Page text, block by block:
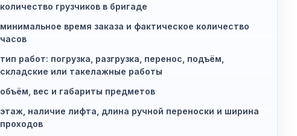
количество грузчиков в бригаде
минимальное время заказа и фактическое количество
часов
тип работ: погрузка, разгрузка, перенос, подъём,
складские или такелажные работы
объём, вес и габариты предметов
этаж, наличие лифта, длина ручной переноски и ширина
проходов